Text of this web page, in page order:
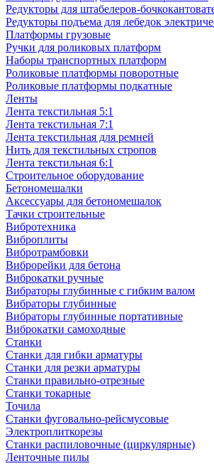
Редукторы для штабелеров-
Редукторы подъема для лебедок
Платформы грузовые
Ручки для роликовых платформ
Наборы транспортных платформ
Роликовые платформы поворотные
Роликовые платформы подкатные
Ленты
Лента текстильная 5:1
Лента текстильная 7:1
Лента текстильная для ремней
Нить для текстильных стропов
Лента текстильная 6:1
Строительное оборудование
Бетономешалки
Аксессуары для бетономешалок
Тачки строительные
Вибротехника
Виброплиты
Вибротрамбовки
Виброрейки для бетона
Виброкатки ручные
Вибраторы глубинные с гибким валом
Вибраторы глубинные
Вибраторы глубинные портативные
Виброкатки самоходные
Станки
Станки для гибки арматуры
Станки для резки арматуры
Станки правильно-отрезные
Станки токарные
Точила
Станки фуговально-рейсмусовые
Электроплиткорезы
Станки распиловочные (циркулярные)
Ленточные пилы